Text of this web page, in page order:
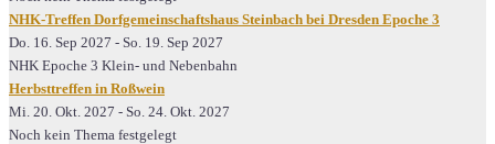
NHK-Treffen Dorfgemeinschaftshaus Steinbach bei Dresden Epoche 3
Do. 16. Sep 2027 - So. 19. Sep 2027
NHK Epoche 3 Klein- und Nebenbahn
Herbsttreffen in Roßwein
Mi. 20. Okt. 2027 - So. 24. Okt. 2027
Noch kein Thema festgelegt